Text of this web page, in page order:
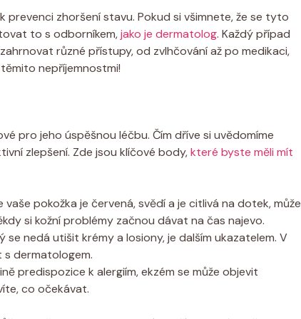
‌zhoršení⁢ stavu.‍ Pokud ⁣si všimnete, že se tyto
to s odborníkem,jako je dermatolog. Každý případ
různé přístupy, od zvlhčování až po medikaci,
nepříjemnostmi!
pro ‌jeho úspěšnou⁢ léčbu. Čím dříve si⁤ uvědomíme
⁢zlepšení. Zde jsou klíčové body,které byste měli mít
vaše pokožka⁣ je červená, svědí ​a ⁢je ⁢citlivá‍ na ‍dotek, může
si‌ kožní problémy začnou⁣ dávat na čas najevo.
nedá utišit⁤ krémy a losiony, je dalším ⁢ukazatelem. V
dermatologem.
predispozice k alergiím, ekzém se může objevit
co očekávat.